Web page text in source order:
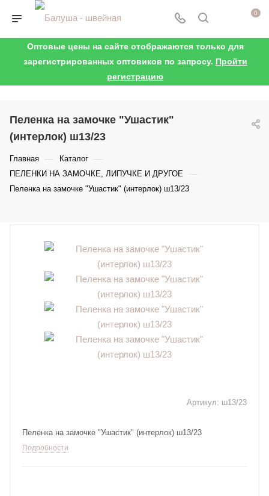
0
Оптовые цены на сайте отображаются только для
зарегистрированных оптовиков по запросу. Пройти
регистрацию
Пеленка на замочке "Ушастик"
(интерлок) ш13/23
Главная — Каталог —
ПЕЛЕНКИ НА ЗАМОЧКЕ, ЛИПУЧКЕ И ДРУГОЕ —
Пеленка на замочке "Ушастик" (интерлок) ш13/23
Артикул: ш13/23
Пеленка на замочке "Ушастик" (интерлок) ш13/23
Подробности